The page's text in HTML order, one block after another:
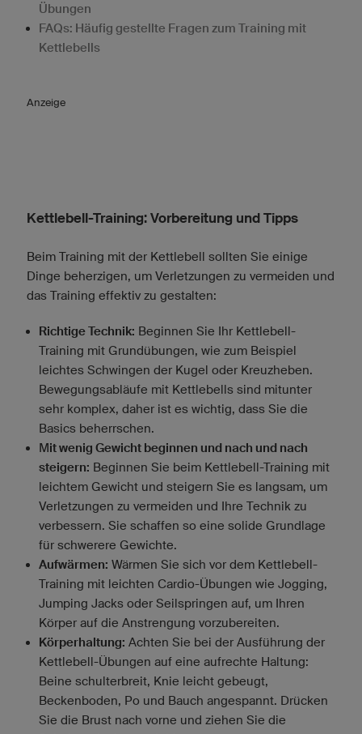
Übungen
FAQs: Häufig gestellte Fragen zum Training mit
Kettlebells
Anzeige
Kettlebell-Training: Vorbereitung und Tipps
Beim Training mit der Kettlebell sollten Sie einige
Dinge beherzigen, um Verletzungen zu vermeiden und
das Training effektiv zu gestalten:
Richtige Technik: Beginnen Sie Ihr Kettlebell-
Training mit Grundübungen, wie zum Beispiel
leichtes Schwingen der Kugel oder Kreuzheben.
Bewegungsabläufe mit Kettlebells sind mitunter
sehr komplex, daher ist es wichtig, dass Sie die
Basics beherrschen.
Mit wenig Gewicht beginnen und nach und nach
steigern: Beginnen Sie beim Kettlebell-Training mit
leichtem Gewicht und steigern Sie es langsam, um
Verletzungen zu vermeiden und Ihre Technik zu
verbessern. Sie schaffen so eine solide Grundlage
für schwerere Gewichte.
Aufwärmen: Wärmen Sie sich vor dem Kettlebell-
Training mit leichten Cardio-Übungen wie Jogging,
Jumping Jacks oder Seilspringen auf, um Ihren
Körper auf die Anstrengung vorzubereiten.
Körperhaltung: Achten Sie bei der Ausführung der
Kettlebell-Übungen auf eine aufrechte Haltung:
Beine schulterbreit, Knie leicht gebeugt,
Beckenboden, Po und Bauch angespannt. Drücken
Sie die Brust nach vorne und ziehen Sie die